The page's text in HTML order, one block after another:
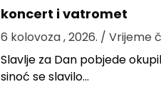
koncert i vatromet
6 kolovoza , 2026. / Vrijeme
Slavlje za Dan pobjede
sinoć se slavilo…